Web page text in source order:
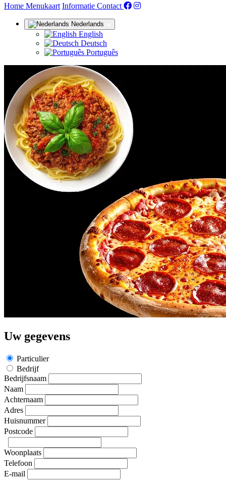
Home (huidige)
Menukaart Informatie Contact
Nederlands
English
Deutsch
Português
Uw gegevens
Particulier
Bedrijf
Bedrijfsnaam
Naam
Achternaam
Adres
Huisnummer
Postcode
Woonplaats
Telefoon
E-mail